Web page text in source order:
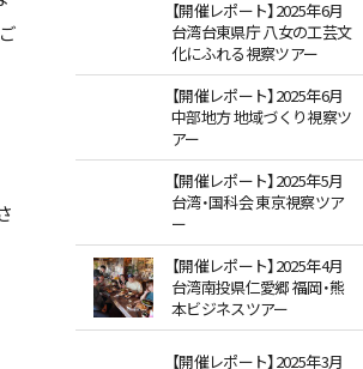
【開催レポート】2025年6月
台湾台東県庁 八女の工芸文
化にふれる視察ツアー
【開催レポート】2025年6月
中部地方 地域づくり視察ツ
アー
【開催レポート】2025年5月
台湾・国科会 東京視察ツア
ー
【開催レポート】2025年4月
台湾南投県仁愛郷 福岡・熊
本ビジネスツアー
【開催レポート】2025年3月